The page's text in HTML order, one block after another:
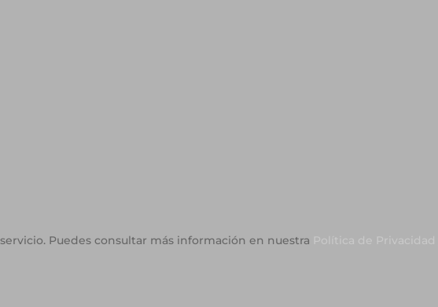
Puedes consultar más información en nuestra